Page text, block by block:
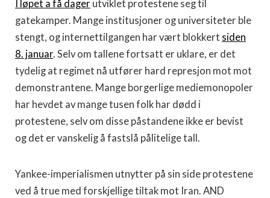
I løpet a få dager utviklet protestene seg til
gatekamper. Mange institusjoner og universiteter ble
stengt, og internettilgangen har vært blokkert siden
8. januar. Selv om tallene fortsatt er uklare, er det
tydelig at regimet nå utfører hard represjon mot mot
demonstrantene. Mange borgerlige mediemonopoler
har hevdet av mange tusen folk har dødd i
protestene, selv om disse påstandene ikke er bevist
og det er vanskelig å fastslå pålitelige tall.
Yankee-imperialismen utnytter på sin side protestene
ved å true med forskjellige tiltak mot Iran. AND